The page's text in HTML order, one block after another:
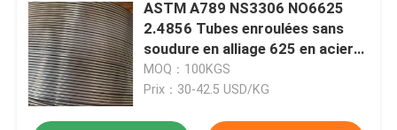
Alliage d'Inconel
Alliage de titane
ASTM A789 NS3306 NO6625
2.4856 Tubes enroulées sans
soudure en alliage 625 en acier
inoxydable 3/8"X0.049"
MOQ：100KGS
Prix：30-42.5 USD/KG